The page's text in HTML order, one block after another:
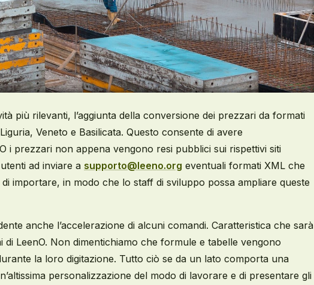
più rilevanti, l’aggiunta della conversione dei prezzari da formati
Veneto e Basilicata. Questo consente di avere
i prezzari non appena vengono resi pubblici sui rispettivi siti
ad inviare a supporto@leeno.org eventuali formati XML che
importare, in modo che lo staff di sviluppo possa ampliare queste
anche l’accelerazione di alcuni comandi. Caratteristica che sarà
di LeenO. Non dimentichiamo che formule e tabelle vengono
la loro digitazione. Tutto ciò se da un lato comporta una
personalizzazione del modo di lavorare e di presentare gli